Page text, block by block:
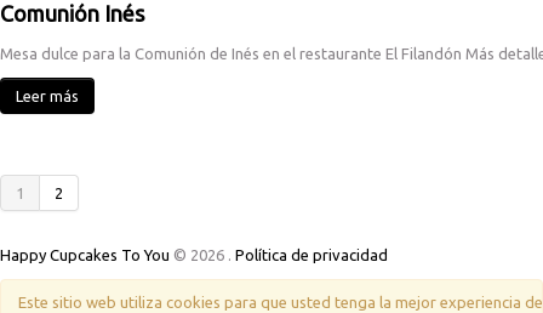
Comunión Inés
Mesa dulce para la Comunión de Inés en el restaurante El Filandón Más
Leer más
1 2
Happy Cupcakes To You © 2026 . Política de privacidad
Este sitio web utiliza cookies para que usted tenga la mejor experiencia